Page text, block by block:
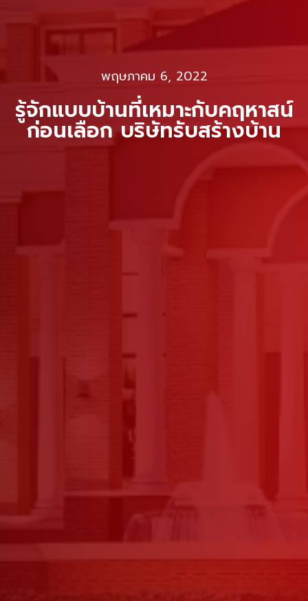
พฤษภาคม 6, 2022
รู้จักแบบบ้านที่เหมาะกับคฤหาสน์
ก่อนเลือก บริษัทรับสร้างบ้าน